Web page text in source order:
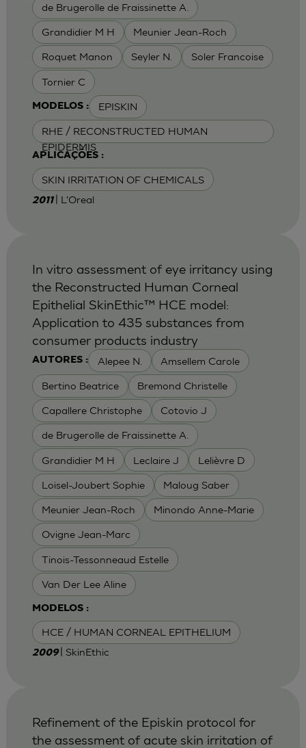
de Brugerolle de Fraissinette A.
Grandidier M H Meunier Jean-Roch
Roquet Manon Seyler N. Soler Francoise
Tornier C
MODELOS : EPISKIN
RHE / RECONSTRUCTED HUMAN
EPIDERMIS
APLICAÇÕES :
SKIN IRRITATION OF CHEMICALS
2011 | L'Oreal
AUTORES : Alepee N. Amsellem Carole
Bertino Beatrice Bremond Christelle
Capallere Christophe Cotovio J
de Brugerolle de Fraissinette A.
Grandidier M H Leclaire J Lelièvre D
Loisel-Joubert Sophie Maloug Saber
Meunier Jean-Roch Minondo Anne-Marie
Ovigne Jean-Marc
Tinois-Tessonneaud Estelle
Van Der Lee Aline
MODELOS :
HCE / HUMAN CORNEAL EPITHELIUM
In vitro assessment of eye irritancy using
the Reconstructed Human Corneal
Epithelial SkinEthic™ HCE model:
Application to 435 substances from
consumer products industry
2009 | SkinEthic
Refinement of the Episkin protocol for
the assessment of acute skin irritation of